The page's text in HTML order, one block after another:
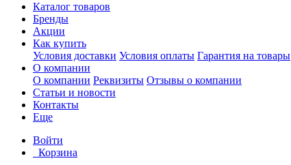
Каталог товаров
Бренды
Акции
Как купить
Условия доставки Условия оплаты Гарантия на товары
О компании
О компании Реквизиты Отзывы о компании
Статьи и новости
Контакты
Еще
Войти
Корзина